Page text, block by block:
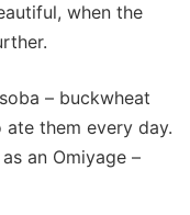
when the
– buckwheat
them every day.
an Omiyage –